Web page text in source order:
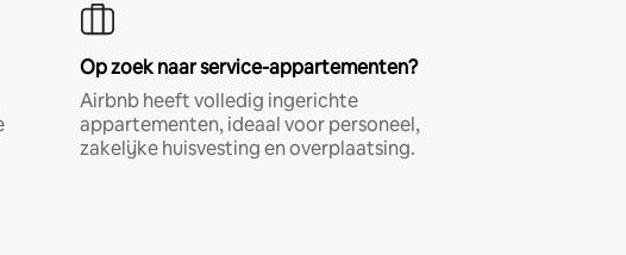
Op zoek naar service-appartementen?
Airbnb heeft volledig ingerichte
appartementen, ideaal voor personeel,
zakelijke huisvesting en overplaatsing.